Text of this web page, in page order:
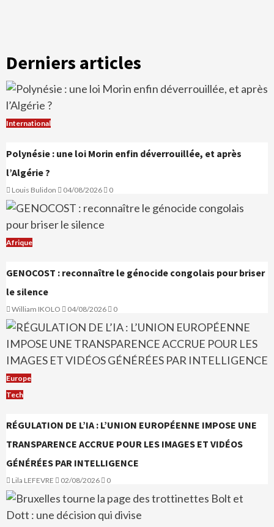
Derniers articles
International
Polynésie : une loi Morin enfin déverrouillée, et après
l’Algérie ?
Louis Bulidon 04/08/2026 0
Afrique
GENOCOST : reconnaître le génocide congolais pour briser
le silence
William IKOLO 04/08/2026 0
Europe
Tech
RÉGULATION DE L’IA : L’UNION EUROPÉENNE IMPOSE UNE
TRANSPARENCE ACCRUE POUR LES IMAGES ET VIDÉOS
GÉNÉRÉES PAR INTELLIGENCE
Lila LEFEVRE 02/08/2026 0